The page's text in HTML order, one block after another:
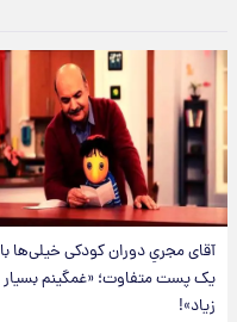
آقای مجریِ دوران کودکی خیلی‌ها با
یک پست متفاوت؛ «غمگینم بسیار
زیاد»!